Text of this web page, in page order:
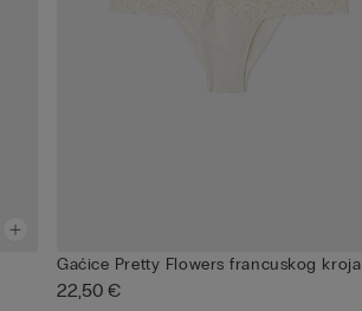
Gaćice Pretty Flowers francuskog kroja
22,50 €